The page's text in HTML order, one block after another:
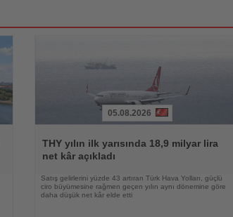
Oku
05.08.2026
THY yılın ilk yarısında 18,9 milyar lira
net kâr açıkladı
Satış gelirlerini yüzde 43 artıran Türk Hava Yolları, güçlü
ciro büyümesine rağmen geçen yılın aynı dönemine göre
daha düşük net kâr elde etti